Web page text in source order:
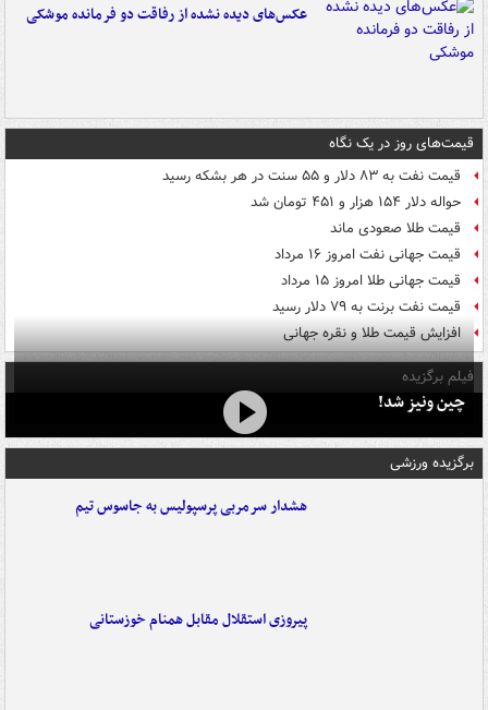
عکس‌های دیده نشده از رفاقت دو فرمانده‌ موشکی
قیمت‌های روز در یک نگاه
قیمت نفت به ۸۳ دلار و ۵۵ سنت در هر بشکه رسید
حواله دلار ۱۵۴ هزار و ۴۵۱ تومان شد
قیمت طلا صعودی ماند
قیمت جهانی نفت امروز ۱۶ مرداد
قیمت جهانی طلا امروز ۱۵ مرداد
قیمت نفت برنت به ۷۹ دلار رسید
افزایش قیمت طلا و نقره جهانی
فیلم برگزیده
چین ونیز شد!
برگزیده ورزشی
هشدار سرمربی پرسپولیس به جاسوس تیم
پیروزی استقلال مقابل همنام خوزستانی